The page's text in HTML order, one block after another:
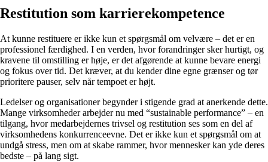
Restitution som karrierekompetence
At kunne restituere er ikke kun et spørgsmål om velvære – det er en
professionel færdighed. I en verden, hvor forandringer sker hurtigt, og
kravene til omstilling er høje, er det afgørende at kunne bevare energi
og fokus over tid. Det kræver, at du kender dine egne grænser og tør
prioritere pauser, selv når tempoet er højt.
Ledelser og organisationer begynder i stigende grad at anerkende dette.
Mange virksomheder arbejder nu med “sustainable performance” – en
tilgang, hvor medarbejdernes trivsel og restitution ses som en del af
virksomhedens konkurrenceevne. Det er ikke kun et spørgsmål om at
undgå stress, men om at skabe rammer, hvor mennesker kan yde deres
bedste – på lang sigt.